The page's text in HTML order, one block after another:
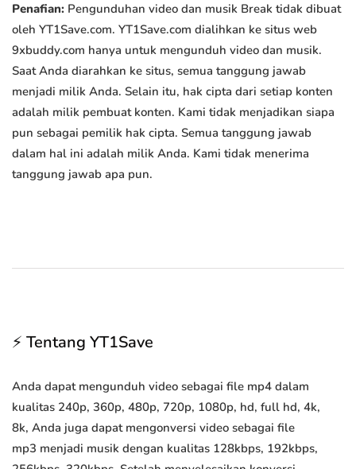
Penafian: Pengunduhan video dan musik Break tidak dibuat
oleh YT1Save.com. YT1Save.com dialihkan ke situs web
9xbuddy.com hanya untuk mengunduh video dan musik.
Saat Anda diarahkan ke situs, semua tanggung jawab
menjadi milik Anda. Selain itu, hak cipta dari setiap konten
adalah milik pembuat konten. Kami tidak menjadikan siapa
pun sebagai pemilik hak cipta. Semua tanggung jawab
dalam hal ini adalah milik Anda. Kami tidak menerima
tanggung jawab apa pun.
⚡ Tentang YT1Save
Anda dapat mengunduh video sebagai file mp4 dalam
kualitas 240p, 360p, 480p, 720p, 1080p, hd, full hd, 4k,
8k, Anda juga dapat mengonversi video sebagai file
mp3 menjadi musik dengan kualitas 128kbps, 192kbps,